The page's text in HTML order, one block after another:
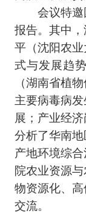
会议特邀
报告。其中
平（沈阳农
式与发展趋
（湖南省植
主要病毒病
展；产业经
分析了华南
产地环境综
院农业资源
物资源化、
交流。